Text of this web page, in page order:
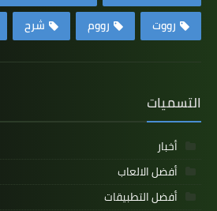
رووت
رووم شرح
التسميات
أخبار
أفضل الالعاب
أفضل التطبيقات